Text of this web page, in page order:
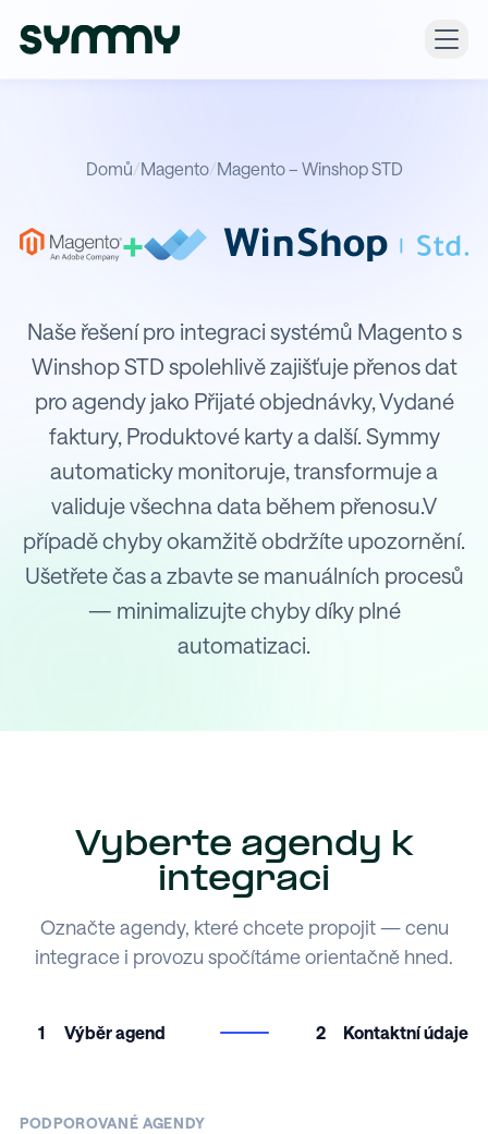
Domů/Magento/Magento – Winshop STD
+
Integrace Magento s Winshop STD
Naše řešení pro integraci systémů Magento s
Winshop STD spolehlivě zajišťuje přenos dat
pro agendy jako Přijaté objednávky, Vydané
faktury, Produktové karty a další. Symmy
automaticky monitoruje, transformuje a
validuje všechna data během přenosu.V
případě chyby okamžitě obdržíte upozornění.
Ušetřete čas a zbavte se manuálních procesů
— minimalizujte chyby díky plné
automatizaci.
Vyberte agendy k
integraci
Označte agendy, které chcete propojit — cenu
integrace i provozu spočítáme orientačně hned.
1 Výběr agend 2 Kontaktní údaje
PODPOROVANÉ AGENDY